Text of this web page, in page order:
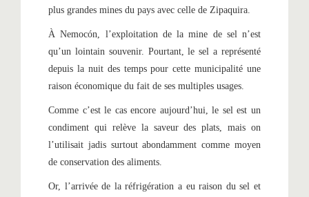
plus grandes mines du pays avec celle de Zipaquira.
À Nemocón, l’exploitation de la mine de sel n’est
qu’un lointain souvenir. Pourtant, le sel a représenté
depuis la nuit des temps pour cette municipalité une
raison économique du fait de ses multiples usages.
Comme c’est le cas encore aujourd’hui, le sel est un
condiment qui relève la saveur des plats, mais on
l’utilisait jadis surtout abondamment comme moyen
de conservation des aliments.
Or, l’arrivée de la réfrigération a eu raison du sel et